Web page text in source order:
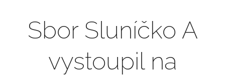
Sbor Sluníčko A
vystoupil na